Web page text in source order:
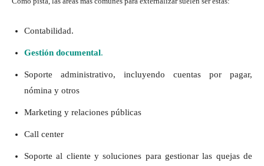
Contabilidad.
Gestión documental.
Soporte administrativo, incluyendo cuentas por pagar,
nómina y otros
Marketing y relaciones públicas
Call center
Soporte al cliente y soluciones para gestionar las quejas de